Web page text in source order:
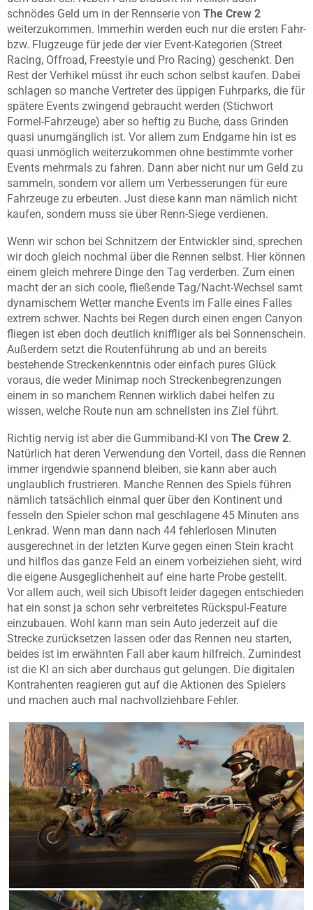
schnödes Geld um in der Rennserie von The Crew 2
weiterzukommen. Immerhin werden euch nur die ersten Fahr-
bzw. Flugzeuge für jede der vier Event-Kategorien (Street
Racing, Offroad, Freestyle und Pro Racing) geschenkt. Den
Rest der Verhikel müsst ihr euch schon selbst kaufen. Dabei
schlagen so manche Vertreter des üppigen Fuhrparks, die für
spätere Events zwingend gebraucht werden (Stichwort
Formel-Fahrzeuge) aber so heftig zu Buche, dass Grinden
quasi unumgänglich ist. Vor allem zum Endgame hin ist es
quasi unmöglich weiterzukommen ohne bestimmte vorher
Events mehrmals zu fahren. Dann aber nicht nur um Geld zu
sammeln, sondern vor allem um Verbesserungen für eure
Fahrzeuge zu erbeuten. Just diese kann man nämlich nicht
kaufen, sondern muss sie über Renn-Siege verdienen.
Wenn wir schon bei Schnitzern der Entwickler sind, sprechen
wir doch gleich nochmal über die Rennen selbst. Hier können
einem gleich mehrere Dinge den Tag verderben. Zum einen
macht der an sich coole, fließende Tag/Nacht-Wechsel samt
dynamischem Wetter manche Events im Falle eines Falles
extrem schwer. Nachts bei Regen durch einen engen Canyon
fliegen ist eben doch deutlich kniffliger als bei Sonnenschein.
Außerdem setzt die Routenführung ab und an bereits
bestehende Streckenkenntnis oder einfach pures Glück
voraus, die weder Minimap noch Streckenbegrenzungen
einem in so manchem Rennen wirklich dabei helfen zu
wissen, welche Route nun am schnellsten ins Ziel führt.
Richtig nervig ist aber die Gummiband-KI von The Crew 2.
Natürlich hat deren Verwendung den Vorteil, dass die Rennen
immer irgendwie spannend bleiben, sie kann aber auch
unglaublich frustrieren. Manche Rennen des Spiels führen
nämlich tatsächlich einmal quer über den Kontinent und
fesseln den Spieler schon mal geschlagene 45 Minuten ans
Lenkrad. Wenn man dann nach 44 fehlerlosen Minuten
ausgerechnet in der letzten Kurve gegen einen Stein kracht
und hilflos das ganze Feld an einem vorbeiziehen sieht, wird
die eigene Ausgeglichenheit auf eine harte Probe gestellt.
Vor allem auch, weil sich Ubisoft leider dagegen entschieden
hat ein sonst ja schon sehr verbreitetes Rückspul-Feature
einzubauen. Wohl kann man sein Auto jederzeit auf die
Strecke zurücksetzen lassen oder das Rennen neu starten,
beides ist im erwähnten Fall aber kaum hilfreich. Zumindest
ist die KI an sich aber durchaus gut gelungen. Die digitalen
Kontrahenten reagieren gut auf die Aktionen des Spielers
und machen auch mal nachvollziehbare Fehler.